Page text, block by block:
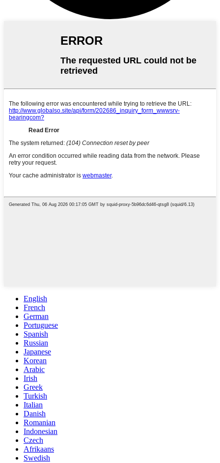
English
French
German
Portuguese
Spanish
Russian
Japanese
Korean
Arabic
Irish
Greek
Turkish
Italian
Danish
Romanian
Indonesian
Czech
Afrikaans
Swedish